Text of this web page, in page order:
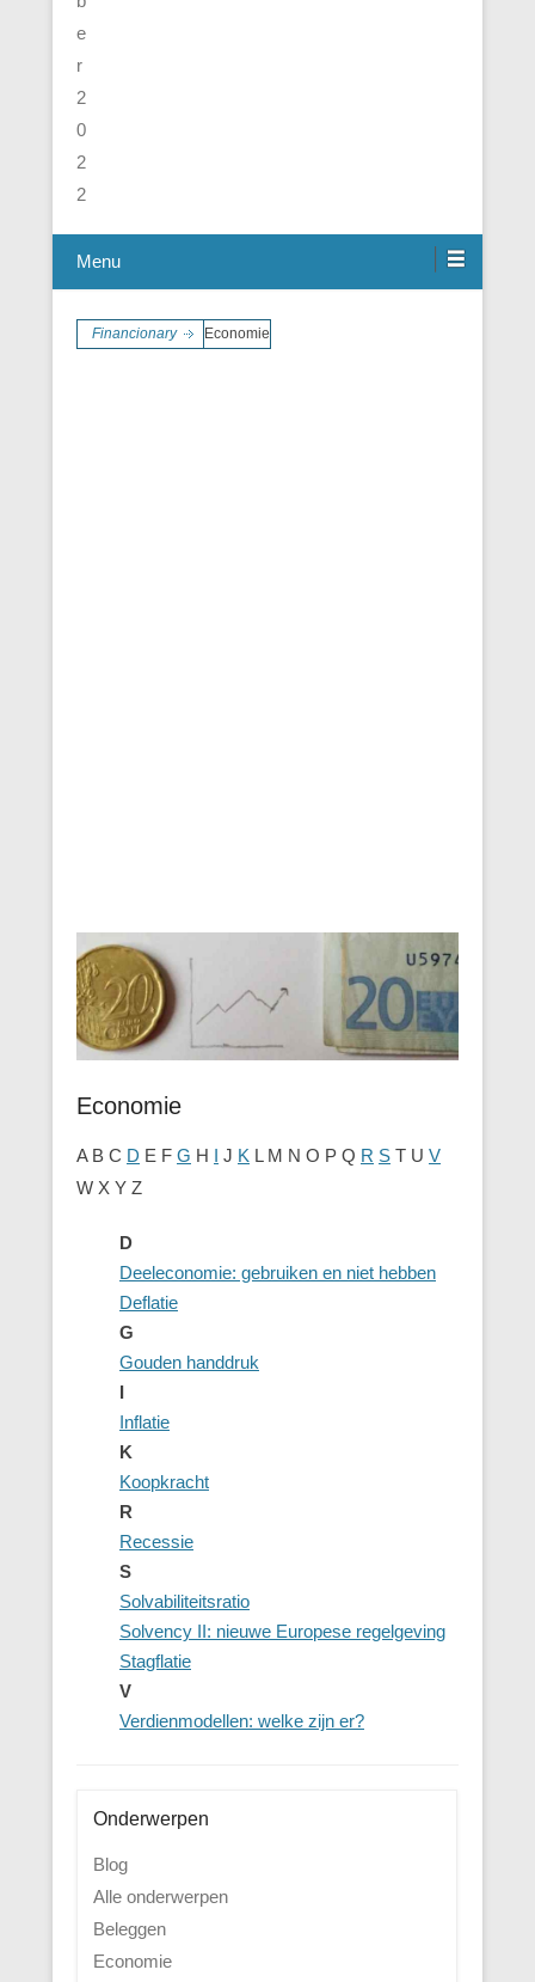
Menu
Financionary Economie
Economie
A B C D E F G H I J K L M N O P Q R S T U V
W X Y Z
D
Deeleconomie: gebruiken en niet hebben
Deflatie
G
Gouden handdruk
I
Inflatie
K
Koopkracht
R
Recessie
S
Solvabiliteitsratio
Solvency II: nieuwe Europese regelgeving
Stagflatie
V
Verdienmodellen: welke zijn er?
Onderwerpen
Blog
Alle onderwerpen
Beleggen
Economie